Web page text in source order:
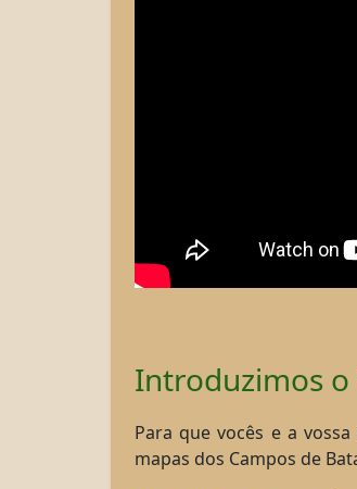
Introduzimos o
Para que vocês e a
mapas dos Campos de